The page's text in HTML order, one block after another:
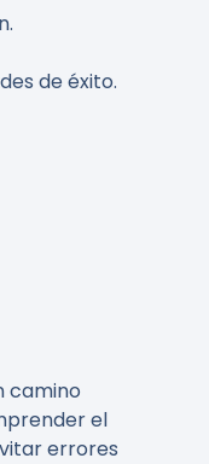
de éxito.
camino
el
errores